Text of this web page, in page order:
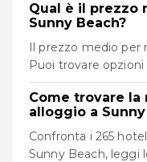
Qual è il prezzo
Sunny Beach?
Il prezzo medio per
Puoi trovare
Come trovare
alloggio a Sunny
Confronta i 265
Sunny Beach, leggi